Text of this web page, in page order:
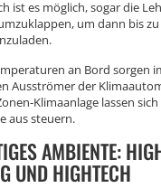
ist es möglich, sogar die
um dann bis
an Bord sorgen
Ausströmer der
Klimaanlage lassen
aus steuern.
AMBIENTE:
UND HIGHTECH